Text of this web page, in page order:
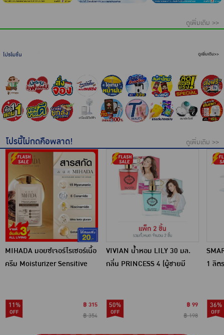
ดูเพิ่มเติม >>
โปรนี้ไม่กดคือพลาด! ดูเพิ่มเติม >>
MIHADA มอยซ์เจอร์ไรเซอร์เนื้อ
ครีม Moisturizer Sensitive
11%
฿ 315
฿ 354
VIVIAN น้ำหอม LILY 30 มล.
กลิ่น PRINCESS 4 (ผู้ชายมี
50%
฿ 99
฿ 198
1 ลิต
36%